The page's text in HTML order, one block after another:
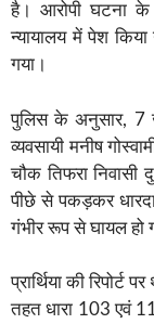
है। आरोपी घटना के
न्यायालय में पेश
गया।
पुलिस के अनुसार, 7
व्यवसायी मनीष
चौक तिफरा निवासी
पीछे से पकड़कर
गंभीर रूप से घायल हो
प्रार्थिया की
तहत धारा 103 एवं